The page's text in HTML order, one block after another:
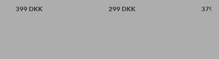
399 DKK
299 DKK
379